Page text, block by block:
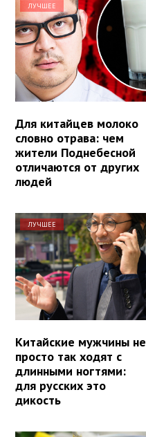
ЛУЧШЕЕ
Для китайцев молоко
словно отрава: чем
жители Поднебесной
отличаются от других
людей
ЛУЧШЕЕ
Китайские мужчины не
просто так ходят с
длинными ногтями:
для русских это
дикость